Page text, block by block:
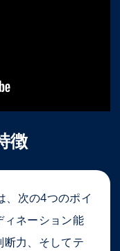
徴
、次の4つのポイ
ィネーション能
断力、そしてテ